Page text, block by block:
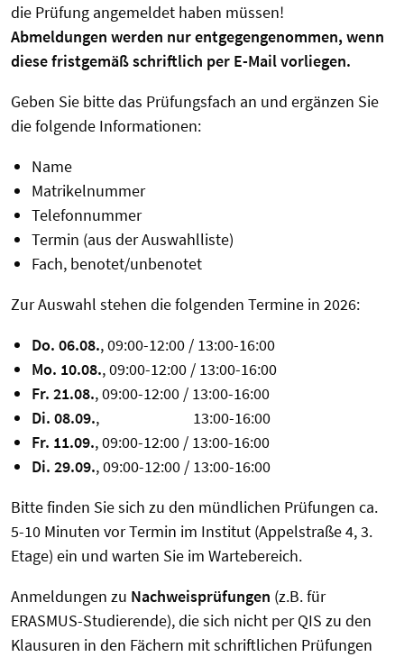
die Prüfung angemeldet haben müssen!
Abmeldungen werden nur entgegengenommen, wenn
diese fristgemäß schriftlich per E-Mail vorliegen.
Geben Sie bitte das Prüfungsfach an und ergänzen Sie
die folgende Informationen:
Name
Matrikelnummer
Telefonnummer
Termin (aus der Auswahlliste)
Fach, benotet/unbenotet
Zur Auswahl stehen die folgenden Termine in 2026:
Do. 06.08., 09:00-12:00 / 13:00-16:00
Mo. 10.08., 09:00-12:00 / 13:00-16:00
Fr. 21.08., 09:00-12:00 / 13:00-16:00
Di. 08.09., 13:00-16:00
Fr. 11.09., 09:00-12:00 / 13:00-16:00
Di. 29.09., 09:00-12:00 / 13:00-16:00
Bitte finden Sie sich zu den mündlichen Prüfungen ca.
5-10 Minuten vor Termin im Institut (Appelstraße 4, 3.
Etage) ein und warten Sie im Wartebereich.
Anmeldungen zu Nachweisprüfungen (z.B. für
ERASMUS-Studierende), die sich nicht per QIS zu den
Klausuren in den Fächern mit schriftlichen Prüfungen